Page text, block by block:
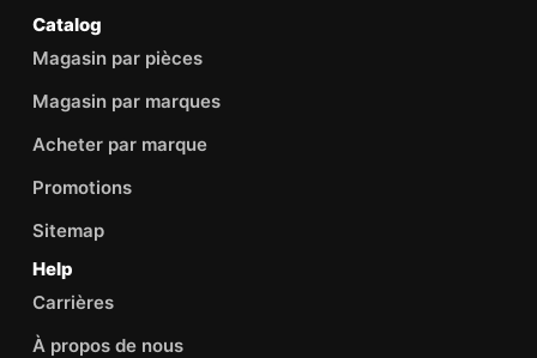
Catalog
Magasin par pièces
Magasin par marques
Acheter par marque
Promotions
Sitemap
Help
Carrières
À propos de nous